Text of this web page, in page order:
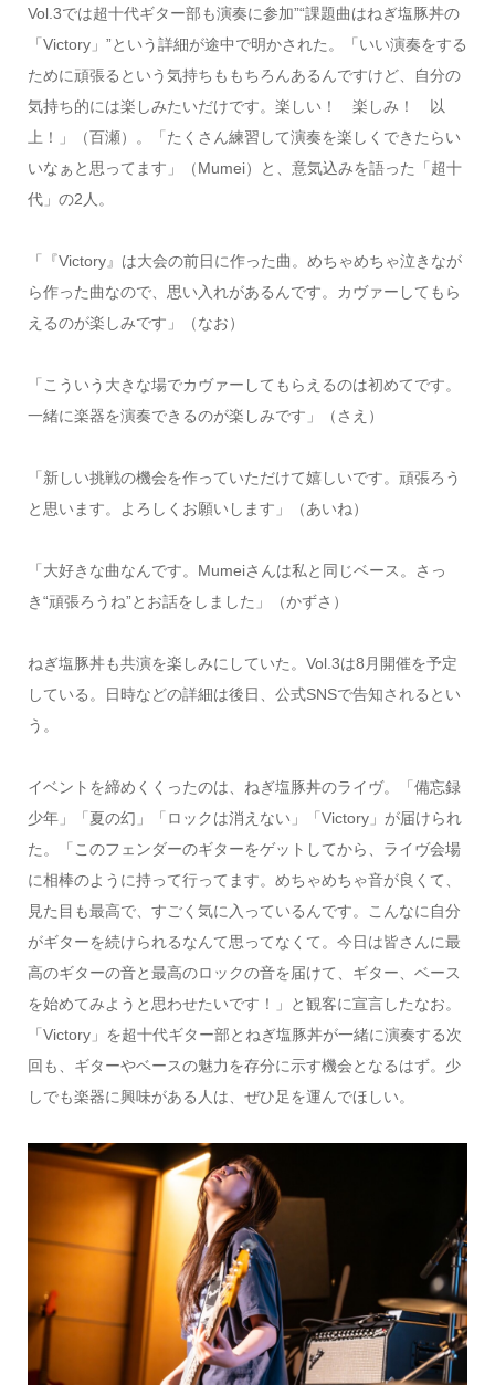
Vol.3では超十代ギター部も演奏に参加”“課題曲はねぎ塩豚丼の
「Victory」”という詳細が途中で明かされた。「いい演奏をする
ために頑張るという気持ちももちろんあるんですけど、自分の
気持ち的には楽しみたいだけです。楽しい！ 楽しみ！ 以
上！」（百瀬）。「たくさん練習して演奏を楽しくできたらい
いなぁと思ってます」（Mumei）と、意気込みを語った「超十
代」の2人。
「『Victory』は大会の前日に作った曲。めちゃめちゃ泣きなが
ら作った曲なので、思い入れがあるんです。カヴァーしてもら
えるのが楽しみです」（なお）
「こういう大きな場でカヴァーしてもらえるのは初めてです。
一緒に楽器を演奏できるのが楽しみです」（さえ）
「新しい挑戦の機会を作っていただけて嬉しいです。頑張ろう
と思います。よろしくお願いします」（あいね）
「大好きな曲なんです。Mumeiさんは私と同じベース。さっ
き“頑張ろうね”とお話をしました」（かずさ）
ねぎ塩豚丼も共演を楽しみにしていた。Vol.3は8月開催を予定
している。日時などの詳細は後日、公式SNSで告知されるとい
う。
イベントを締めくくったのは、ねぎ塩豚丼のライヴ。「備忘録
少年」「夏の幻」「ロックは消えない」「Victory」が届けられ
た。「このフェンダーのギターをゲットしてから、ライヴ会場
に相棒のように持って行ってます。めちゃめちゃ音が良くて、
見た目も最高で、すごく気に入っているんです。こんなに自分
がギターを続けられるなんて思ってなくて。今日は皆さんに最
高のギターの音と最高のロックの音を届けて、ギター、ベース
を始めてみようと思わせたいです！」と観客に宣言したなお。
「Victory」を超十代ギター部とねぎ塩豚丼が一緒に演奏する次
回も、ギターやベースの魅力を存分に示す機会となるはず。少
しでも楽器に興味がある人は、ぜひ足を運んでほしい。